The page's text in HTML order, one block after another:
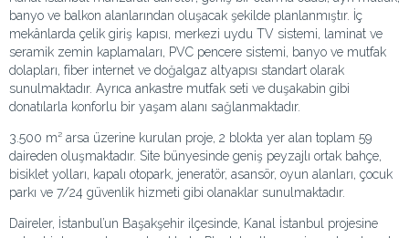
banyo ve balkon alanlarından oluşacak şekilde planlanmıştır. İç
mekânlarda çelik giriş kapısı, merkezi uydu TV sistemi, laminat ve
seramik zemin kaplamaları, PVC pencere sistemi, banyo ve mutfak
dolapları, fiber internet ve doğalgaz altyapısı standart olarak
sunulmaktadır. Ayrıca ankastre mutfak seti ve duşakabin gibi
donatılarla konforlu bir yaşam alanı sağlanmaktadır.
3.500 m² arsa üzerine kurulan proje, 2 blokta yer alan toplam 59
daireden oluşmaktadır. Site bünyesinde geniş peyzajlı ortak bahçe,
bisiklet yolları, kapalı otopark, jeneratör, asansör, oyun alanları, çocuk
parkı ve 7/24 güvenlik hizmeti gibi olanaklar sunulmaktadır.
Daireler, İstanbul’un Başakşehir ilçesinde, Kanal İstanbul projesine